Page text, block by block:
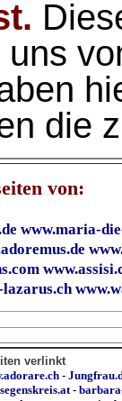
die
von:
www.maria-
lazarus.ch
verlinkt
-
-